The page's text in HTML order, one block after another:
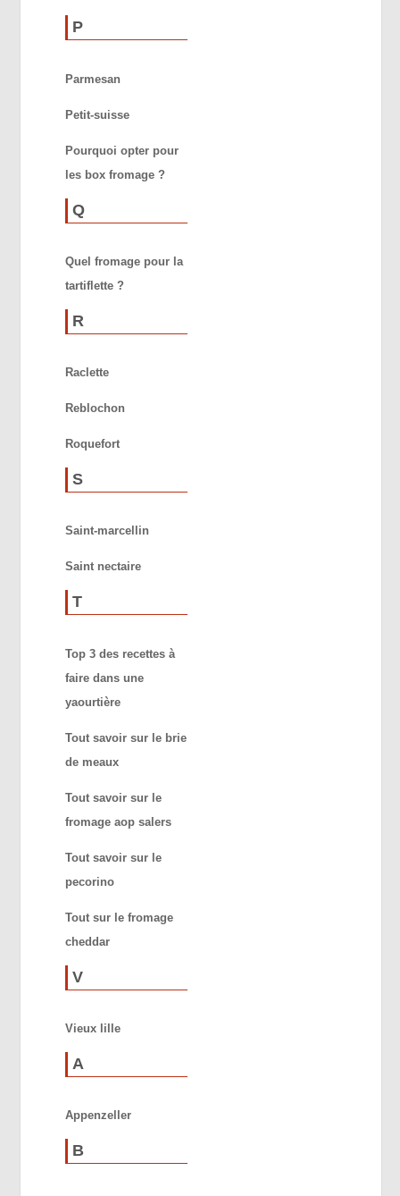
P
Parmesan
Petit-suisse
Pourquoi opter pour
les box fromage ?
Q
Quel fromage pour la
tartiflette ?
R
Raclette
Reblochon
Roquefort
S
Saint-marcellin
Saint nectaire
T
Top 3 des recettes à
faire dans une
yaourtière
Tout savoir sur le brie
de meaux
Tout savoir sur le
fromage aop salers
Tout savoir sur le
pecorino
Tout sur le fromage
cheddar
V
Vieux lille
A
Appenzeller
B